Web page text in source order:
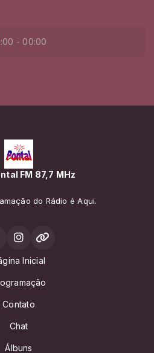
- 00:00
FM 87,7 MHz
do Rádio é Aqui.
Inicial
Contato
Chat
Álbuns